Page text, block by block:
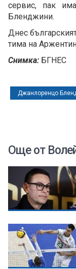
сервис, пак
Бленджини.
Днес
тима на
Снимка: БГНЕС
Джанлоренцо
Още от